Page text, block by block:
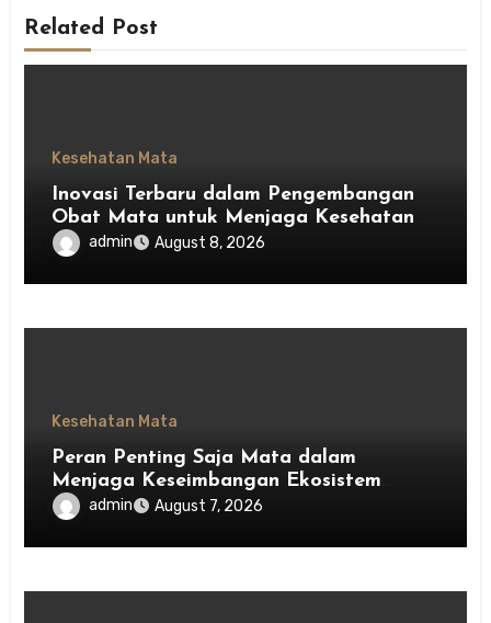
Related Post
Kesehatan Mata
Inovasi Terbaru dalam Pengembangan
Obat Mata untuk Menjaga Kesehatan
Mataadmin August 8, 2026
Kesehatan Mata
Peran Penting Saja Mata dalam
Menjaga Keseimbangan Ekosistem
Indonesia
admin August 7, 2026